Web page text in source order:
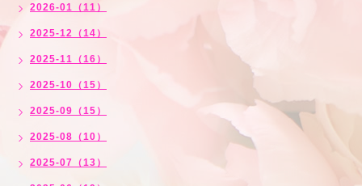
2026-01（11）
2025-12（14）
2025-11（16）
2025-10（15）
2025-09（15）
2025-08（10）
2025-07（13）